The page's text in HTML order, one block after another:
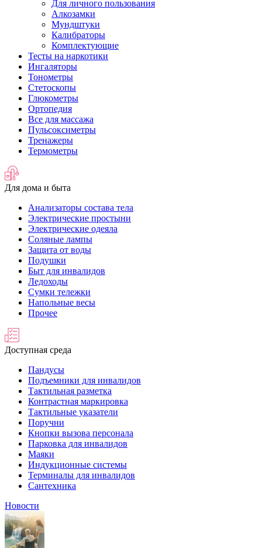
Для личного пользования
Алкозамки
Мундштуки
Калибраторы
Комплектующие
Тесты на наркотики
Ингаляторы
Тонометры
Стетоскопы
Глюкометры
Ортопедия
Все для массажа
Пульсоксиметры
Тренажеры
Термометры
Для дома и быта
Анализаторы состава тела
Электрические простыни
Электрические одеяла
Соляные лампы
Защита от воды
Подушки
Быт для инвалидов
Ледоходы
Сумки тележки
Напольные весы
Прочее
Доступная среда
Пандусы
Подъемники для инвалидов
Тактильная разметка
Контрастная маркировка
Тактильные указатели
Поручни
Кнопки вызова персонала
Парковка для инвалидов
Маяки
Индукционные системы
Терминалы для инвалидов
Сантехника
Новости